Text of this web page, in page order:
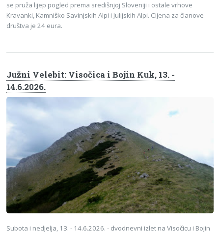
se pruža lijep pogled prema središnjoj Sloveniji i ostale vrhove
Kravanki, Kamniško Savinjskih Alpi i Julijskih Alpi. Cijena za članove
društva je 24 eura.
Južni Velebit: Visočica i Bojin Kuk, 13. -
14.6.2026.
Subota i nedjelja, 13. - 14.6.2026. - dvodnevni izlet na Visočicu i Bojin